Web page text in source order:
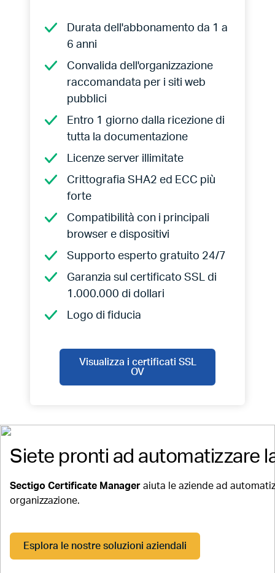
Durata dell'abbonamento da 1 a
6 anni
Convalida dell'organizzazione
raccomandata per i siti web
pubblici
Entro 1 giorno dalla ricezione di
tutta la documentazione
Licenze server illimitate
Crittografia SHA2 ed ECC più
forte
Compatibilità con i principali
browser e dispositivi
Supporto esperto gratuito 24/7
Garanzia sul certificato SSL di
1.000.000 di dollari
Logo di fiducia
Visualizza i certificati SSL
OV
Siete pronti ad automatizzare
Sectigo Certificate Manager aiuta le aziende ad
organizzazione.
Esplora le nostre soluzioni aziendali